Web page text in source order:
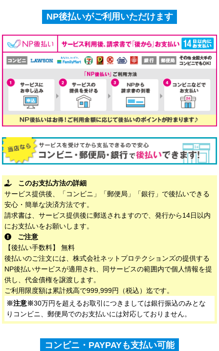
NP後払いがご利用いただけます
このお支払方法の詳細
サービス提供後、「コンビニ」「郵便局」「銀行」で後払いできる
安心・簡単な決済方法です。
請求書は、サービス提供後に郵送されますので、発行から14日以内
にお支払いをお願いします。
ご注意
【後払い手数料】 無料
後払いのご注文には、株式会社ネットプロテクションズの提供する
NP後払いサービスが適用され、同サービスの範囲内で個人情報を提
供し、代金債権を譲渡します。
ご利用限度額は累計残高で999,999円（税込）迄です。
※注意※30万円を超えるお取引につきましては銀行振込のみとな
りコンビニ、郵便局でのお支払いには対応しておりません。
コンビニ・PAYPAYも支払い可能